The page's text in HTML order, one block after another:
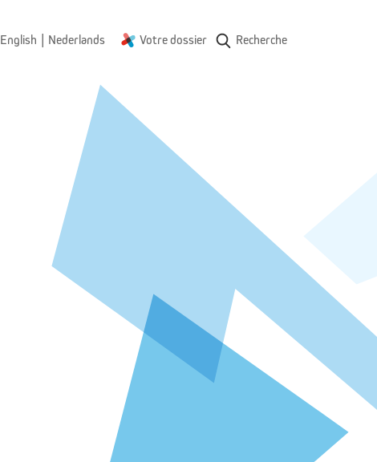
English | Nederlands Votre dossier Recherche